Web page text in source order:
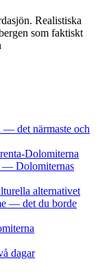
Realistiska
som faktiskt
det närmaste och
Dolomiterna
— Dolomiternas
alternativet
— det du borde
dagar